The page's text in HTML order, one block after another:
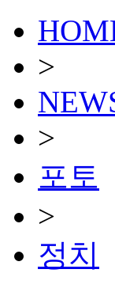
>
>
포토
>
정치